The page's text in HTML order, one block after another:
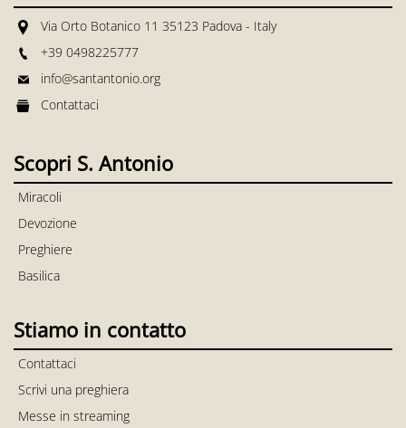
Via Orto Botanico 11 35123 Padova - Italy
+39 0498225777
info@santantonio.org
Contattaci
Scopri S. Antonio
Miracoli
Devozione
Preghiere
Basilica
Stiamo in contatto
Contattaci
Scrivi una preghiera
Messe in streaming